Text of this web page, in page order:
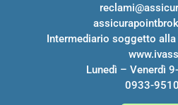
Intermediario soggetto alla
Lunedì – Venerdì
0933-